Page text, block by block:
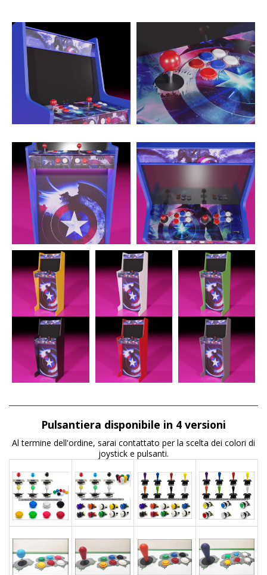
Pulsantiera disponibile in 4 versioni
Al termine dell'ordine, sarai contattato per la scelta dei colori di
joystick e pulsanti.